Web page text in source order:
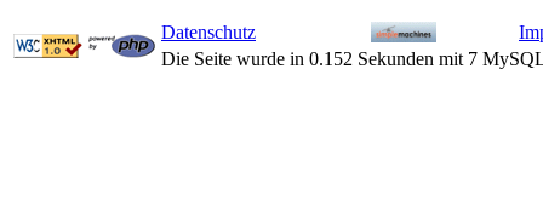
Datenschutz
Die Seite wurde in 0.152 Sekunden mit 7